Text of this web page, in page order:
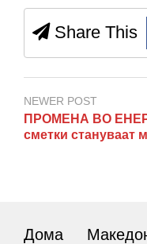
Share This
NEWER POST
ПРОМЕНА ВО
сметки стануваат
Дома